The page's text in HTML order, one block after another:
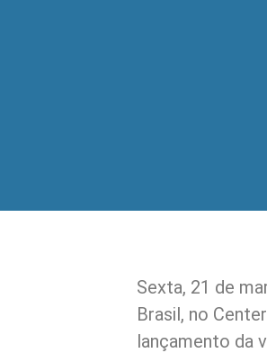
Sexta, 21 de
Brasil, no
lançamento da